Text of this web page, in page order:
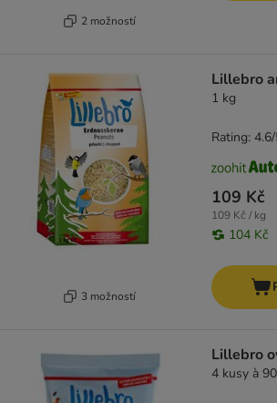
2 možností
3 možností
Lillebro
1 kg
109 Kč
109 Kč / kg
104 Kč
Rating:
Lillebro
4 kusy à